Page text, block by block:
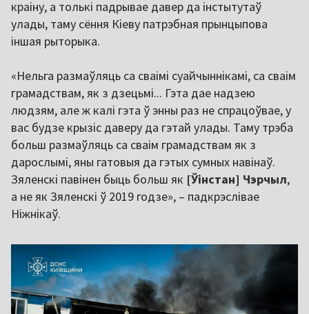
краіну, а толькі падрывае давер да інстытутаў
улады, таму сёння Кіеву патрэбная прынцыпова
іншая рыторыка.
«Нельга размаўляць са сваімі суайчыннікамі, са сваім
грамадствам, як з дзецьмі... Гэта дае надзею
людзям, але ж калі гэта ў энны раз не спрацоўвае, у
вас будзе крызіс даверу да гэтай улады. Таму трэба
больш размаўляць са сваім грамадствам як з
дарослымі, яны гатовыя да гэтых сумных навінаў.
Зяленскі павінен быць больш як [Ўінстан] Чэрчыл,
а не як Зяленскі ў 2019 годзе», – падкрэслівае
Ніжнікаў.